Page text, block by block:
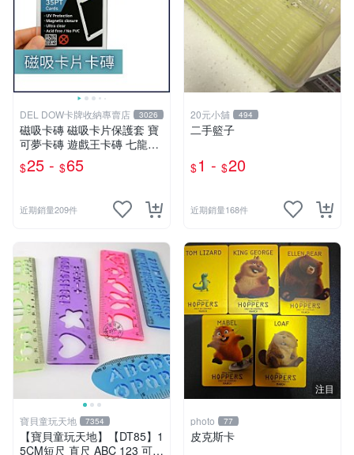
DEL DOW卡牌收納專賣店 3026
磁吸卡磚 磁吸卡片保護套 寶
可夢卡磚 遊戲王卡磚 七龍珠
球員卡 球衣卡 35PT 55PT 1
00PT 130PT 180PT
$25 - $65
近期銷量209件
20元小舖 494
二手籃子
$1 - $20
近期銷量168件
寶貝童玩天地 7354
【寶貝童玩天地】【DT85】1
5CM短尺 直尺 ABC 123 可愛
注目
photo 77
皮克斯卡